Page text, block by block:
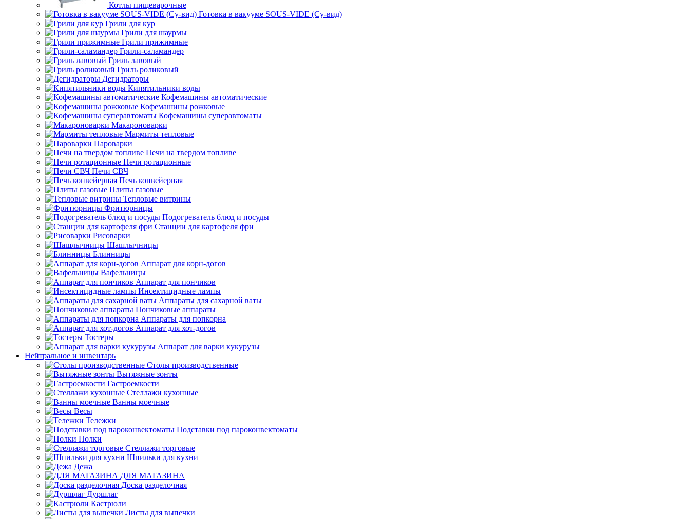
Котлы пищеварочные
Готовка в вакууме SOUS-VIDE (Су-вид)
Грили для кур
Грили для шаурмы
Грили прижимные
Грили-саламандер
Гриль лавовый
Гриль роликовый
Дегидраторы
Кипятильники воды
Кофемашины автоматические
Кофемашины рожковые
Кофемашины суперавтоматы
Макароноварки
Мармиты тепловые
Пароварки
Печи на твердом топливе
Печи ротационные
Печи СВЧ
Печь конвейерная
Плиты газовые
Тепловые витрины
Фритюрницы
Подогреватель блюд и посуды
Станции для картофеля фри
Рисоварки
Шашлычницы
Блинницы
Аппарат для корн-догов
Вафельницы
Аппарат для пончиков
Инсектицидные лампы
Аппараты для сахарной ваты
Пончиковые аппараты
Аппараты для попкорна
Аппарат для хот-догов
Тостеры
Аппарат для варки кукурузы
Нейтральное и инвентарь
Столы производственные
Вытяжные зонты
Гастроемкости
Стеллажи кухонные
Ванны моечные
Весы
Тележки
Подставки под пароконвектоматы
Полки
Стеллажи торговые
Шпильки для кухни
Дежа
ДЛЯ МАГАЗИНА
Доска разделочная
Дуршлаг
Кастрюли
Листы для выпечки